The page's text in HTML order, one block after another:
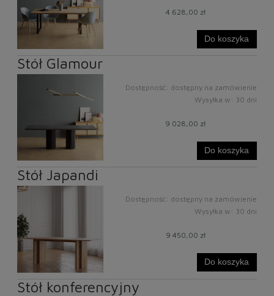
4 628,00 zł
Do koszyka
Stół Glamour
Dostępność: dostępny na zamówienie
Wysyłka w: 30 dni
9 028,00 zł
Do koszyka
Stół Japandi
Dostępność: dostępny na zamówienie
Wysyłka w: 30 dni
9 450,00 zł
Do koszyka
Stół konferencyjny